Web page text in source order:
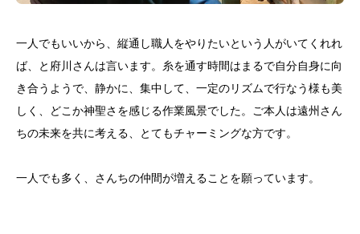
一人でもいいから、縦通し職人をやりたいという人がいてくれれ
ば、と府川さんは言います。糸を通す時間はまるで自分自身に向
き合うようで、静かに、集中して、一定のリズムで行なう様も美
しく、どこか神聖さを感じる作業風景でした。ご本人は遠州さん
ちの未来を共に考える、とてもチャーミングな方です。
一人でも多く、さんちの仲間が増えることを願っています。